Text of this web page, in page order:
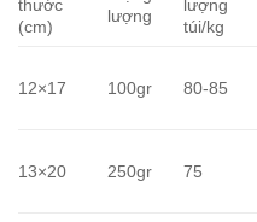
thước
(cm)
lượng
lượng
túi/kg
12×17 100gr 80-85
13×20 250gr 75